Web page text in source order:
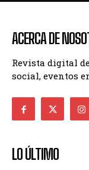
ACERCA DE
Revista digital
social, eventos
LO ÚLTIMO